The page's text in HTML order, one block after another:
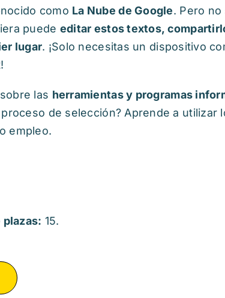
como La Nube de Google. Pero
puede editar estos textos,
lugar. ¡Solo necesitas un dispositivo
las herramientas y programas
de selección? Aprende a utilizar
empleo.
plazas: 15.